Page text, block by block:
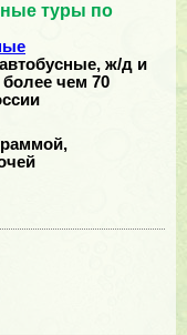
туры по
ж/д и
чем 70